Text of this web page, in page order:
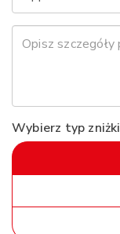
Wybierz typ zniżki